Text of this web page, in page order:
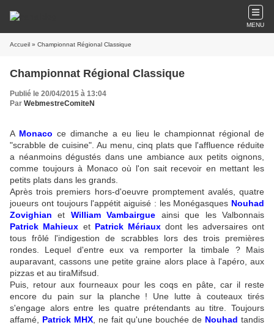
MENU
Accueil » Championnat Régional Classique
Championnat Régional Classique
Publié le 20/04/2015 à 13:04
Par WebmestreComiteN
A Monaco ce dimanche a eu lieu le championnat régional de
"scrabble de cuisine". Au menu, cinq plats que l'affluence réduite
a néanmoins dégustés dans une ambiance aux petits oignons,
comme toujours à Monaco où l'on sait recevoir en mettant les
petits plats dans les grands.
Après trois premiers hors-d'oeuvre promptement avalés, quatre
joueurs ont toujours l'appétit aiguisé : les Monégasques Nouhad
Zovighian
et William Vambairgue ainsi que les Valbonnais
Patrick Mahieux et Patrick Mériaux dont les adversaires ont
tous frôlé l'indigestion de scrabbles lors des trois premières
rondes. Lequel d'entre eux va remporter la timbale ? Mais
auparavant, cassons une petite graine alors place à l'apéro, aux
pizzas et au tiraMifsud.
Puis, retour aux fourneaux pour les coqs en pâte, car il reste
encore du pain sur la planche ! Une lutte à couteaux tirés
s'engage alors entre les quatre prétendants au titre. Toujours
affamé, Patrick MHX , ne fait qu'une bouchée de Nouhad tandis